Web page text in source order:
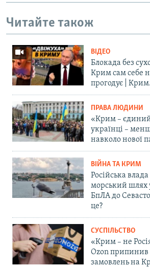
Читайте також
ВІДЕО
Блокада без
Крим сам себе
прогодує |
ПРАВА ЛЮДИНИ
«Крим – єдиний
українці –
навколо нової
ВІЙНА ТА КРИМ
Російська
морський шлях
БпЛА до
це?
СУСПІЛЬСТВО
«Крим – не
Ozon
замовлень на